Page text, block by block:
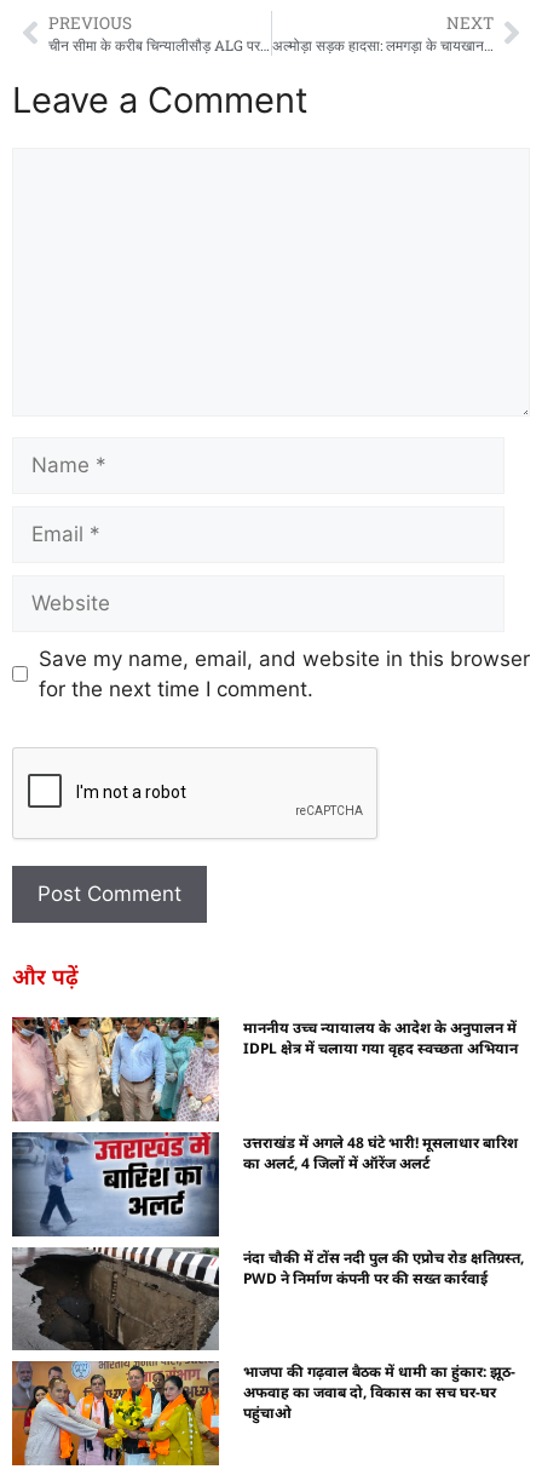
PREVIOUS
चीन सीमा के करीब चिन्यालीसौड़ ALG पर भारतीय सेना का शक्ति प्रदर्शन, 25 हजार फीट से 44 पैरा कमांडो ने लगाई छलांग
NEXT
अल्मोड़ा सड़क हादसा: लमगड़ा के चायखान के पास खाई में गिरी कार, 4 की मौत, 2 गंभीर घायल
Leave a Comment
Save my name, email, and website in this browser
for the next time I comment.
और पढ़ें
माननीय उच्च न्यायालय के आदेश के अनुपालन में
IDPL क्षेत्र में चलाया गया वृहद स्वच्छता अभियान
उत्तराखंड में अगले 48 घंटे भारी! मूसलाधार बारिश
का अलर्ट, 4 जिलों में ऑरेंज अलर्ट
नंदा चौकी में टोंस नदी पुल की एप्रोच रोड क्षतिग्रस्त,
PWD ने निर्माण कंपनी पर की सख्त कार्रवाई
भाजपा की गढ़वाल बैठक में धामी का हुंकार: झूठ-
अफवाह का जवाब दो, विकास का सच घर-घर
पहुंचाओ